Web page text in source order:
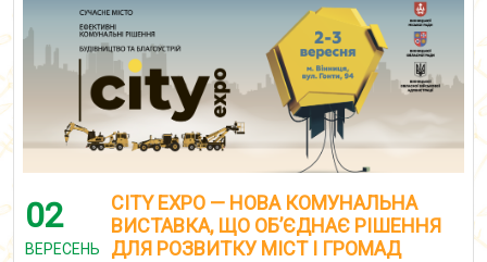
02
ВЕРЕСЕНЬ
CITY EXPO — НОВА КОМУНАЛЬНА
ВИСТАВКА, ЩО ОБ’ЄДНАЄ РІШЕННЯ
ДЛЯ РОЗВИТКУ МІСТ І ГРОМАД